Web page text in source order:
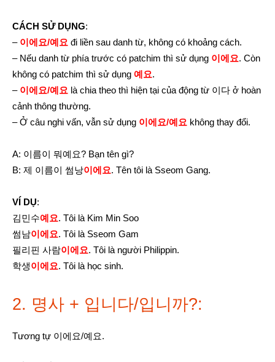
CÁCH SỬ DỤNG:
– 이에요/예요 đi liền sau danh từ, không có khoảng cách.
– Nếu danh từ phía trước có patchim thì sử dụng 이에요. Còn
không có patchim thì sử dụng 예요.
– 이에요/예요 là chia theo thì hiện tại của động từ 이다 ở hoàn
cảnh thông thường.
– Ở câu nghi vấn, vẫn sử dụng 이에요/예요 không thay đổi.
A: 이름이 뭐예요? Bạn tên gì?
B: 제 이름이 썸낭이에요. Tên tôi là Sseom Gang.
VÍ DỤ:
김민수예요. Tôi là Kim Min Soo
썸남이에요. Tôi là Sseom Gam
필리핀 사람이에요. Tôi là người Philippin.
학생이에요. Tôi là học sinh.
2. 명사 + 입니다/입니까?:
Tương tự 이에요/예요.